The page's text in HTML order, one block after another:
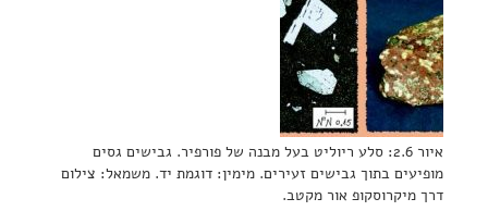
איור 2.6: סלע ריוליט בעל מבנה של פורפיר. גבישים גסים
מופיעים בתוך גבישים זעירים. מימין: דוגמת יד. משמאל: צילום
דרך מיקרוסקופ אור מקטב.